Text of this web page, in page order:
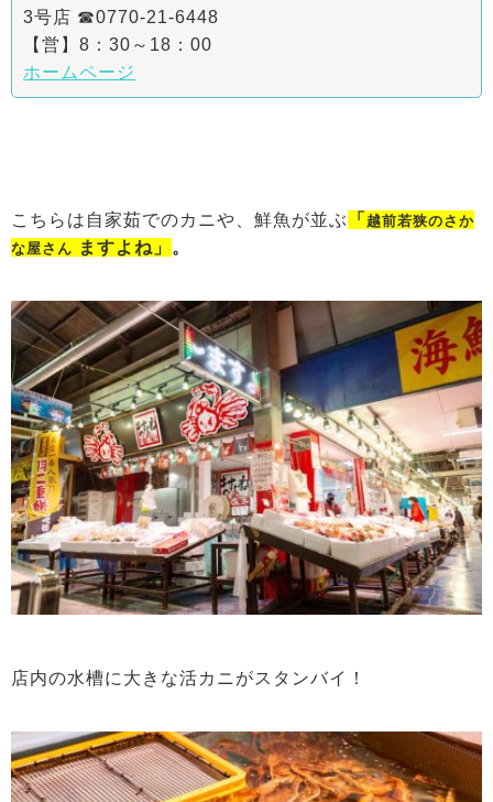
3号店 ☎0770-21-6448
【営】8：30～18：00
ホームページ
こちらは自家茹でのカニや、鮮魚が並ぶ 「 越前若狭のさか
な屋さん ますよね」 。
店内の水槽に大きな活カニがスタンバイ！